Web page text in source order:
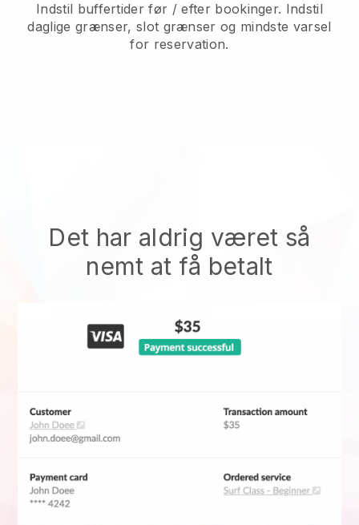
Indstil buffertider før / efter bookinger. Indstil
daglige grænser, slot grænser og mindste varsel
for reservation.
Det har aldrig været så
nemt at få betalt